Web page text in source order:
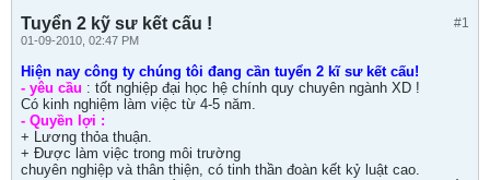
#1
Tuyển 2 kỹ sư kết cấu !
01-09-2010, 02:47 PM
Hiện nay công ty chúng tôi đang cần tuyển 2 kĩ sư kết cấu!
- yêu cầu : tốt nghiệp đại học hệ chính quy chuyên ngành XD !
Có kinh nghiệm làm việc từ 4-5 năm.
- Quyền lợi :
+ Lương thỏa thuận.
+ Được làm việc trong môi trường
chuyên nghiệp và thân thiện, có tinh thần đoàn kết kỷ luật cao.